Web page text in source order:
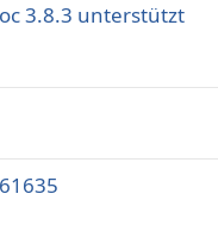
3.8.3 unterstützt